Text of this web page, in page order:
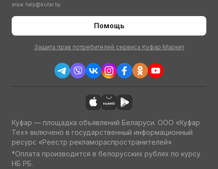
этаж help@kufar.by
Помощь
Защита прав потребителей сервиса Куфар Маркет
Куфар — площадка объявлений Беларуси. ООО «Куфар
Тех» включено в государственный информационный
ресурс «Реестр рекламораспространителей»
*Оплата производится в белорусских рублях по курсу
НБ РБ.